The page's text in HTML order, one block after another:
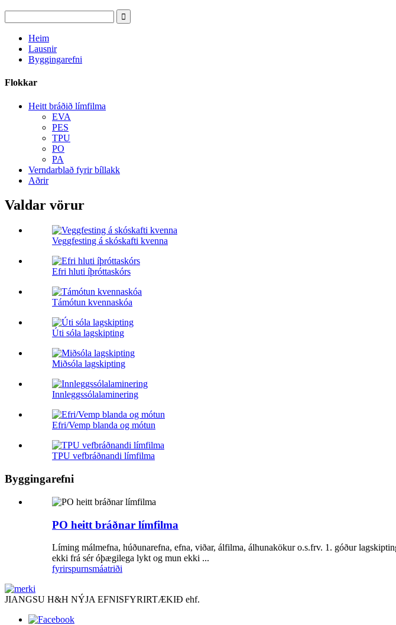
Heim
Lausnir
Byggingarefni
Flokkar
Heitt bráðið límfilma
EVA
PES
TPU
PO
PA
Verndarblað fyrir bíllakk
Aðrir
Valdar vörur
Veggfesting á skóskafti kvenna
Efri hluti íþróttaskórs
Támótun kvennaskóa
Úti sóla lagskipting
Miðsóla lagskipting
Innleggssólalaminering
Efri/Vemp blanda og mótun
TPU vefbráðnandi límfilma
Byggingarefni
PO heitt bráðnar límfilma
Líming málmefna, húðunarefna, efna, viðar, álfilma, álhunakökur o.s.frv. 1. góður
ekki frá sér óþægilega lykt og mun ekki ...
fyrirspurnsmáatriði
JIANGSU H&H NÝJA EFNISFYRIRTÆKIÐ ehf.